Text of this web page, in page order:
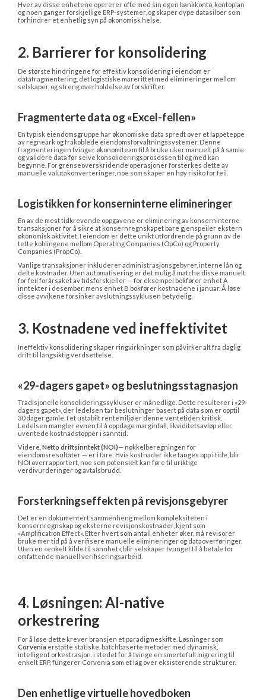
Hver av disse enhetene opererer ofte med sin egen bankkonto, kontoplan
og noen ganger forskjellige ERP-systemer, og skaper dype datasiloer som
forhindrer et enhetlig syn på økonomisk helse.
2. Barrierer for konsolidering
De største hindringene for effektiv konsolidering i eiendom er
datafragmentering, det logistiske marerittet med elimineringer mellom
selskaper, og streng overholdelse av forskrifter.
Fragmenterte data og «Excel-fellen»
En typisk eiendomsgruppe har økonomiske data spredt over et lappeteppe
av regneark og frakoblede eiendomsforvaltningssystemer. Denne
fragmenteringen tvinger økonomiteam til å bruke uker manuelt på å samle
og validere data før selve konsolideringsprosessen til og med kan
begynne. For grenseoverskridende operasjoner forsterkes dette av
manuelle valutakonverteringer, noe som skaper en høy risiko for feil.
Logistikken for konserninterne elimineringer
En av de mest tidkrevende oppgavene er eliminering av konserninterne
transaksjoner for å sikre at konsernregnskapet bare gjenspeiler ekstern
økonomisk aktivitet. I eiendom er dette unikt utfordrende på grunn av de
tette koblingene mellom Operating Companies (OpCo) og Property
Companies (PropCo).
Vanlige transaksjoner inkluderer administrasjonsgebyrer, interne lån og
delte kostnader. Uten automatisering er det mulig å matche disse manuelt
for feil forårsaket av tidsforskjeller — for eksempel bokfører enhet A
inntekter i desember, mens enhet B bokfører kostnadene i januar. Å løse
disse avvikene forsinker avslutningssyklusen betydelig.
3. Kostnadene ved ineffektivitet
Ineffektiv konsolidering skaper ringvirkninger som påvirker alt fra daglig
drift til langsiktig verdsettelse.
«29-dagers gapet» og beslutningsstagnasjon
Tradisjonelle konsolideringssykluser er månedlige. Dette resulterer i «29-
dagers gapet», der ledelsen tar beslutninger basert på data som er opptil
30 dager gamle. I et ustabilt rentemiljø er denne ventetiden kritisk.
Ledelsen mangler evnen til å oppdage marginfall, likviditetsavløp eller
uventede kostnadstopper i sanntid.
Videre, Netto driftsinntekt (NOI)— nøkkelberegningen for
eiendomsresultater — er i fare. Hvis kostnader ikke fanges opp i tide, blir
NOI overrapportert, noe som potensielt kan føre til uriktige
verdivurderinger og avtalsbrudd.
Forsterkningseffekten på revisjonsgebyrer
Det er en dokumentert sammenheng mellom kompleksiteten i
konsernregnskap og eksterne revisjonskostnader, kjent som
«Amplification Effect». Etter hvert som antall enheter øker, må revisorer
bruke mer tid på å verifisere manuelle elimineringer og dataoverføringer.
Uten en «enkelt kilde til sannhet», blir selskaper tvunget til å betale for
omfattende manuell verifiseringsarbeid.
4. Løsningen: AI-native
orkestrering
For å løse dette krever bransjen et paradigmeskifte. Løsninger som
Corvenia erstatte statiske, batchbaserte metoder med dynamisk,
intelligent orkestrasjon. i stedet for å tvinge en smertefull migrering til
enkelt ERP, fungerer Corvenia som et lag over eksisterende strukturer.
Den enhetlige virtuelle hovedboken